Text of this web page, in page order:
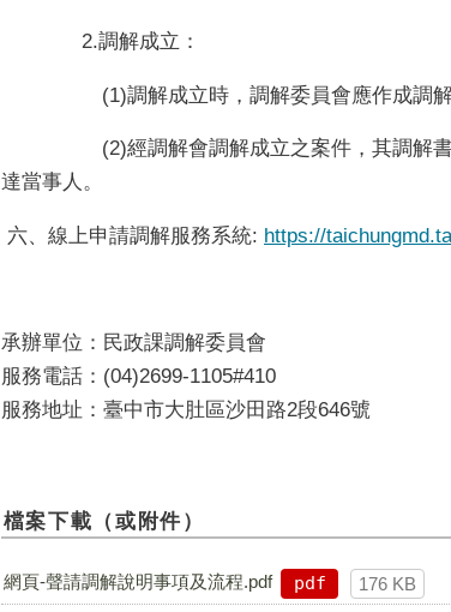
2.調解成立：
(1)調解成立時，調解委員會應作成調
(2)經調解會調解成立之案件，其調解
達當事人。
六、線上申請調解服務系統: https://
承辦單位：民政課調解委員會
服務電話：(04)2699-1105#410
服務地址：臺中市大肚區沙田路2段646號
檔案下載（或附件）
網頁-聲請調解說明事項及流程.pdf pdf 176 KB